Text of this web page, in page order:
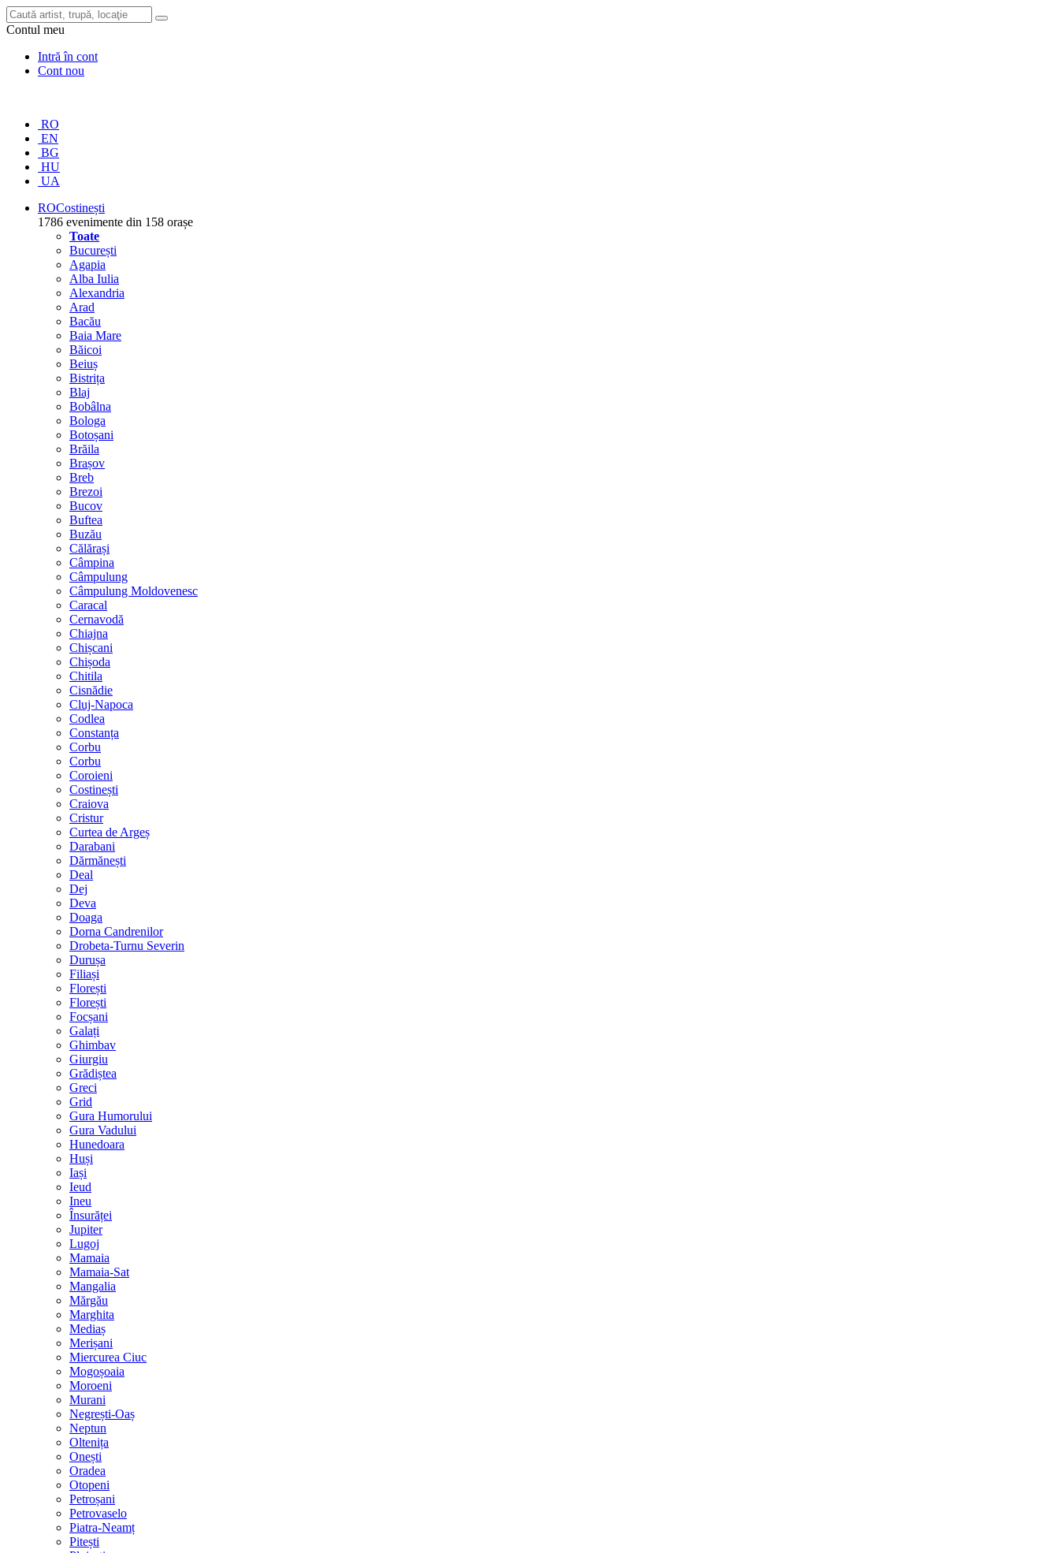
Contul meu
Intră în cont
Cont nou
RO
EN
BG
HU
UA
ROCostinești
1786 evenimente din 158 orașe
Toate
București
Agapia
Alba Iulia
Alexandria
Arad
Bacău
Baia Mare
Băicoi
Beiuș
Bistrița
Blaj
Bobâlna
Bologa
Botoșani
Brăila
Brașov
Breb
Brezoi
Bucov
Buftea
Buzău
Călărași
Câmpina
Câmpulung
Câmpulung Moldovenesc
Caracal
Cernavodă
Chiajna
Chișcani
Chișoda
Chitila
Cisnădie
Cluj-Napoca
Codlea
Constanța
Corbu
Corbu
Coroieni
Costinești
Craiova
Cristur
Curtea de Argeș
Darabani
Dărmănești
Deal
Dej
Deva
Doaga
Dorna Candrenilor
Drobeta-Turnu Severin
Durușa
Filiași
Florești
Florești
Focșani
Galați
Ghimbav
Giurgiu
Grădiștea
Greci
Grid
Gura Humorului
Gura Vadului
Hunedoara
Huși
Iași
Ieud
Ineu
Însurăței
Jupiter
Lugoj
Mamaia
Mamaia-Sat
Mangalia
Mărgău
Marghita
Mediaș
Merișani
Miercurea Ciuc
Mogoșoaia
Moroeni
Murani
Negrești-Oaș
Neptun
Oltenița
Onești
Oradea
Otopeni
Petroșani
Petrovaselo
Piatra-Neamț
Pitești